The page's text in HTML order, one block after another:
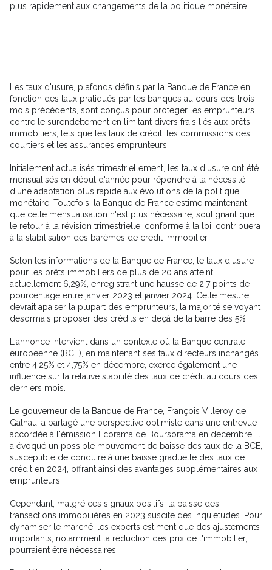
plus rapidement aux changements de la politique monétaire.
Les taux d'usure, plafonds définis par la Banque de France en
fonction des taux pratiqués par les banques au cours des trois
mois précédents, sont conçus pour protéger les emprunteurs
contre le surendettement en limitant divers frais liés aux prêts
immobiliers, tels que les taux de crédit, les commissions des
courtiers et les assurances emprunteurs.
Initialement actualisés trimestriellement, les taux d'usure ont été
mensualisés en début d'année pour répondre à la nécessité
d'une adaptation plus rapide aux évolutions de la politique
monétaire. Toutefois, la Banque de France estime maintenant
que cette mensualisation n'est plus nécessaire, soulignant que
le retour à la révision trimestrielle, conforme à la loi, contribuera
à la stabilisation des barèmes de crédit immobilier.
Selon les informations de la Banque de France, le taux d'usure
pour les prêts immobiliers de plus de 20 ans atteint
actuellement 6,29%, enregistrant une hausse de 2,7 points de
pourcentage entre janvier 2023 et janvier 2024. Cette mesure
devrait apaiser la plupart des emprunteurs, la majorité se voyant
désormais proposer des crédits en deçà de la barre des 5%.
L'annonce intervient dans un contexte où la Banque centrale
européenne (BCE), en maintenant ses taux directeurs inchangés
entre 4,25% et 4,75% en décembre, exerce également une
influence sur la relative stabilité des taux de crédit au cours des
derniers mois.
Le gouverneur de la Banque de France, François Villeroy de
Galhau, a partagé une perspective optimiste dans une entrevue
accordée à l'émission Écorama de Boursorama en décembre. Il
a évoqué un possible mouvement de baisse des taux de la BCE,
susceptible de conduire à une baisse graduelle des taux de
crédit en 2024, offrant ainsi des avantages supplémentaires aux
emprunteurs.
Cependant, malgré ces signaux positifs, la baisse des
transactions immobilières en 2023 suscite des inquiétudes. Pour
dynamiser le marché, les experts estiment que des ajustements
importants, notamment la réduction des prix de l'immobilier,
pourraient être nécessaires.